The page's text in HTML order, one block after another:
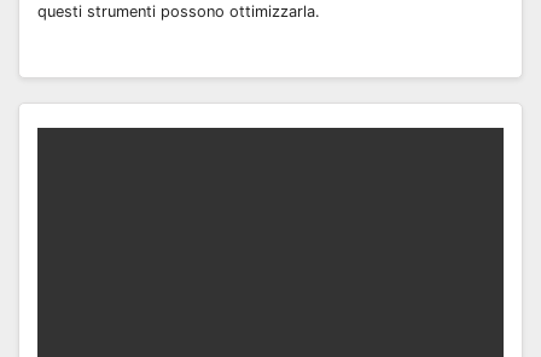
questi strumenti possono ottimizzarla.